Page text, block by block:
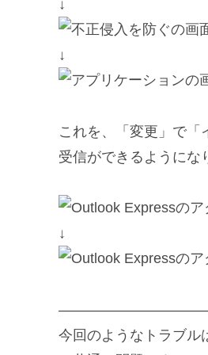
↓
↓
これを、「変更」で
受信ができるようにな
↓
今回のようなトラブル